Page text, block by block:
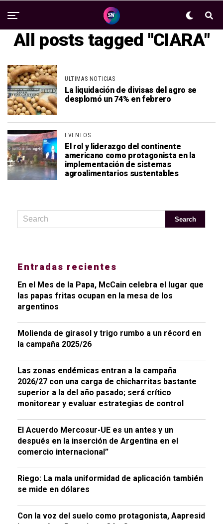
All posts tagged "CIARA"
ULTIMAS NOTICIAS
La liquidación de divisas del agro se
desplomó un 74% en febrero
EVENTOS
El rol y liderazgo del continente
americano como protagonista en la
implementación de sistemas
agroalimentarios sustentables
Entradas recientes
En el Mes de la Papa, McCain celebra el lugar que
las papas fritas ocupan en la mesa de los
argentinos
Molienda de girasol y trigo rumbo a un récord en
la campaña 2025/26
Las zonas endémicas entran a la campaña
2026/27 con una carga de chicharritas bastante
superior a la del año pasado; será crítico
monitorear y evaluar estrategias de control
El Acuerdo Mercosur-UE es un antes y un
después en la inserción de Argentina en el
comercio internacional”
Riego: La mala uniformidad de aplicación también
se mide en dólares
Con la voz del suelo como protagonista, Aapresid